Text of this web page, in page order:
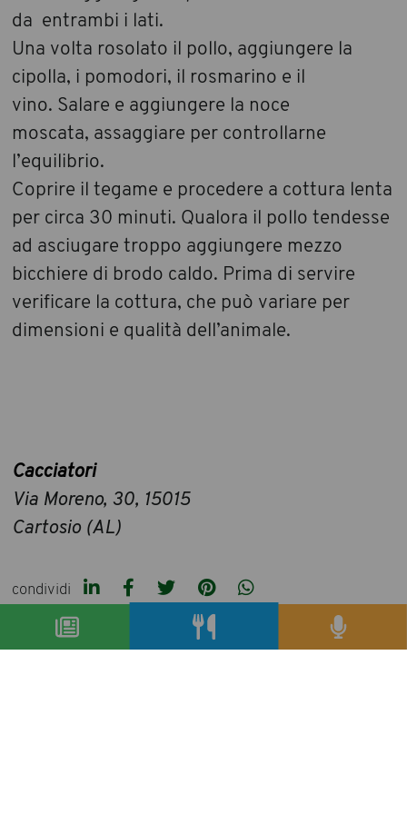
da entrambi i lati.
Una volta rosolato il pollo, aggiungere la
cipolla, i pomodori, il rosmarino e il
vino. Salare e aggiungere la noce
moscata, assaggiare per controllarne
l’equilibrio.
Coprire il tegame e procedere a cottura lenta
per circa 30 minuti. Qualora il pollo tendesse
ad asciugare troppo aggiungere mezzo
bicchiere di brodo caldo. Prima di servire
verificare la cottura, che può variare per
dimensioni e qualità dell’animale.
Cacciatori
Via Moreno, 30, 15015
Cartosio (AL)
condividi